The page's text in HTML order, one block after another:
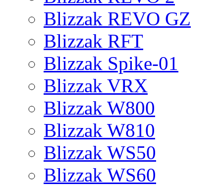
Blizzak REVO GZ
Blizzak RFT
Blizzak Spike-01
Blizzak VRX
Blizzak W800
Blizzak W810
Blizzak WS50
Blizzak WS60